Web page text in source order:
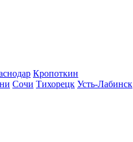
Кропоткин
Сочи Тихорецк Усть-Лабинск